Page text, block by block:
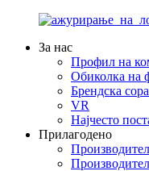
За нас
Профил на
Обиколка на
Брендска
VR
Најчесто
Прилагодено